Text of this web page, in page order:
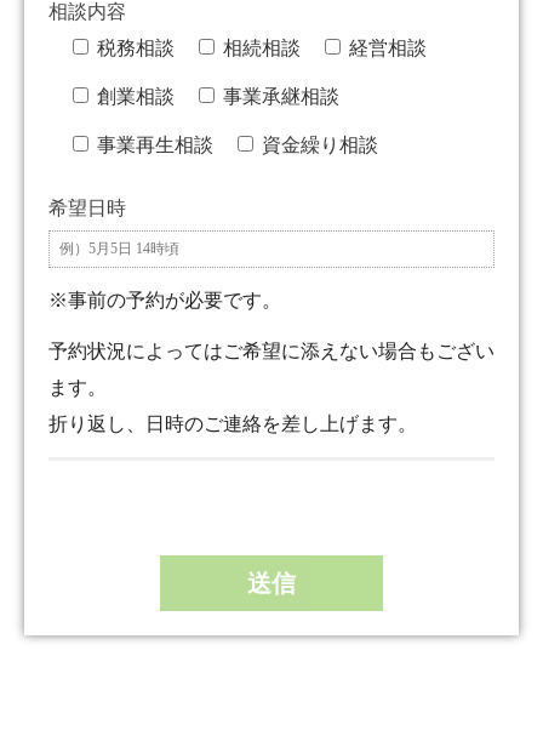
相談内容
税務相談
相続相談 経営相談
創業相談 事業承継相談
事業再生相談 資金繰り相談
希望日時
※事前の予約が必要です。
予約状況によってはご希望に添えない場合もござい
ます。
折り返し、日時のご連絡を差し上げます。